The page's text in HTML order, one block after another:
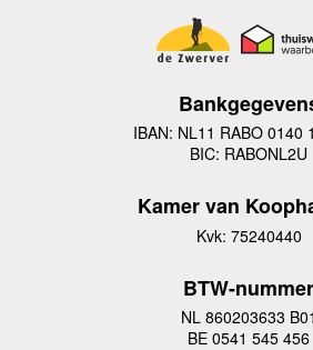
IBAN: NL11 RABO 0140
BIC: RABONL2U
Kamer van
Kvk: 75240440
BTW-nummer
NL 860203633 B01
BE 0541 545 456